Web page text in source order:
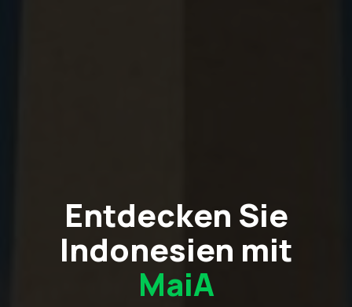
Entdecken Sie
Indonesien mit
MaiA